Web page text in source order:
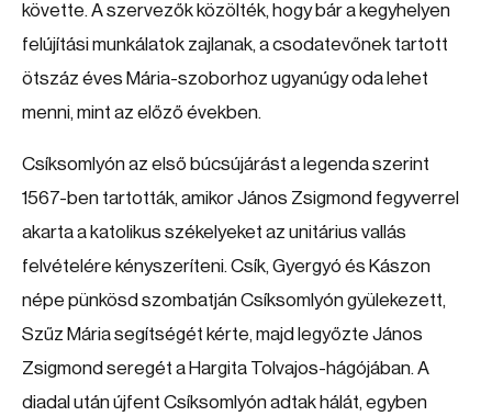
követte. A szervezők közölték, hogy bár a kegyhelyen
felújítási munkálatok zajlanak, a csodatevőnek tartott
ötszáz éves Mária-szoborhoz ugyanúgy oda lehet
menni, mint az előző években.
Csíksomlyón az első búcsújárást a legenda szerint
1567-ben tartották, amikor János Zsigmond fegyverrel
akarta a katolikus székelyeket az unitárius vallás
felvételére kényszeríteni. Csík, Gyergyó és Kászon
népe pünkösd szombatján Csíksomlyón gyülekezett,
Szűz Mária segítségét kérte, majd legyőzte János
Zsigmond seregét a Hargita Tolvajos-hágójában. A
diadal után újfent Csíksomlyón adtak hálát, egyben